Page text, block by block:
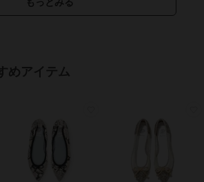
カーキ、スチール、ネイビー、レ
リーン、チャコールグレー、グレ
ンク、パイソン柄、レオパード柄
めアイテム